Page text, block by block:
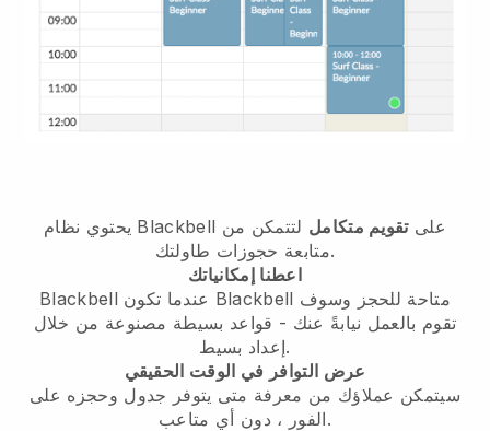
Blackbell علىتقويم متكامل لتتمكن من
متابعة حجوزات طاولتك.
اعطنا إمكانياتك
Blackbell
Blackbell
تقوم بالعمل نيابةً عنك - قواعد بسيطة مصنوعة من خلال
إعداد بسيط.
عرض التوافر في الوقت الحقيقي
سيتمكن عملاؤك من معرفة متى يتوفر جدول وحجزه على
الفور ، دون أي متاعب.